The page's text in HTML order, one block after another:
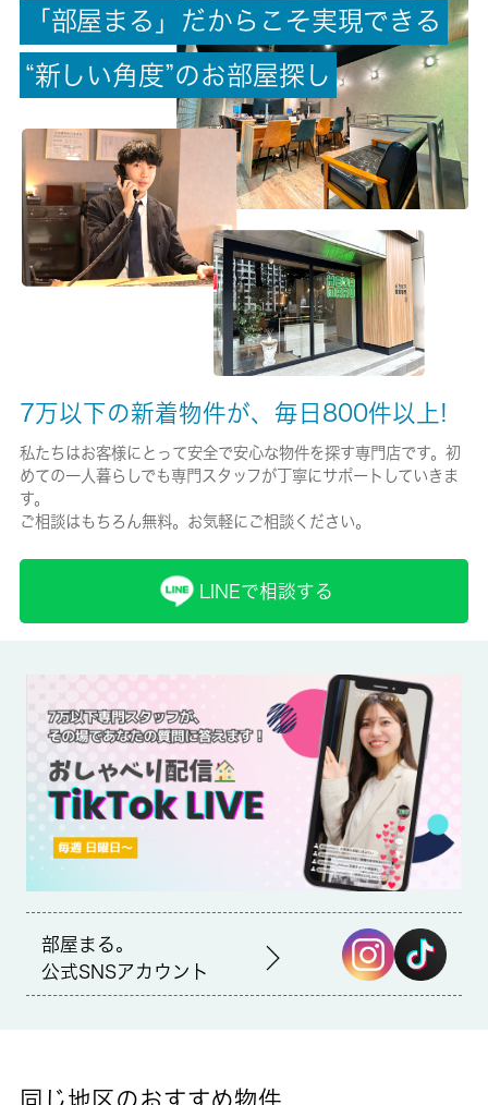
駐車場/料金
-/-
有/8800円
保険名/保険期間
-/1年
保証人代行
賃貸区分/契約期間
一般/2年
取引形態
仲介
備考
い生活のスタートにおすすめなのが、こちらのアパートです。ク
レジットカードで初期費用をお支払いいただける物件です。転居
先に住み心地も良いこちらの賃貸物件。充実した新生活を過ごし
ましょう。お引越しをお考えの方は、こちら 城南コミュニティ
からお探しになりませんか。ご質問やご要望がございましたらお
気軽にご連絡下さい。初期費用のクレジット決済が可能
「 部屋 ま る 」 だ か ら こ そ実現で き る
“新 し い角 度”のお部屋探 し
7万以下の新着物件が、毎日800件以上!
私たちはお客様にとって安全で安心な物件を探す専門店です。初
めての一人暮らしでも専門スタッフが丁寧にサポートしていきま
す。
ご相談はもちろん無料。お気軽にご相談ください。
LINEで相談する
部屋まる。
公式SNSアカウント
同じ地区のおすすめ物件